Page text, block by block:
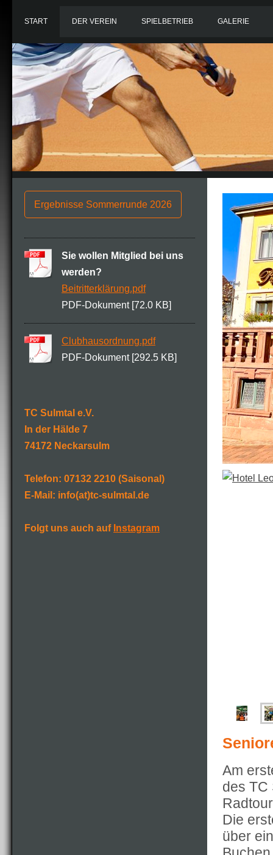
START DER VEREIN SPIELBETRIEB GALERIE
Ergebnisse Sommerrunde 2026
Sie wollen Mitglied bei uns
werden?
Beitritterklärung.pdf
PDF-Dokument [72.0 KB]
Clubhausordnung.pdf
PDF-Dokument [292.5 KB]
TC Sulmtal e.V.
In der Hälde 7
74172 Neckarsulm
Telefon: 07132 2210 (Saisonal)
E-Mail: info(at)tc-sulmtal.de
Folgt uns auch auf Instagram
Am
des TC
Die
über